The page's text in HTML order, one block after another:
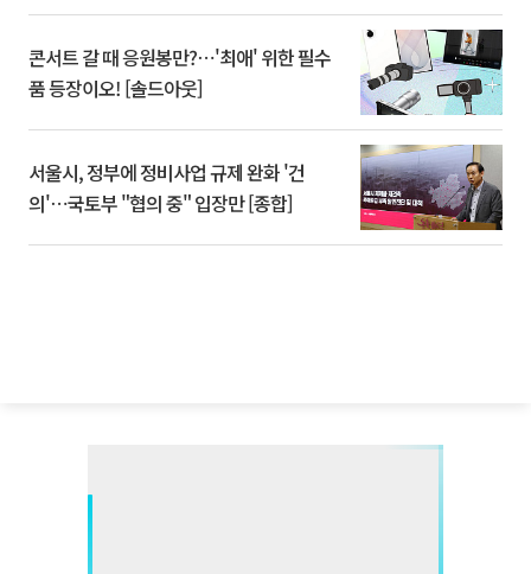
콘서트 갈 때 응원봉만?⋯'최애' 위한 필수
품 등장이오! [솔드아웃]
서울시, 정부에 정비사업 규제 완화 '건
의'⋯국토부 "협의 중" 입장만 [종합]